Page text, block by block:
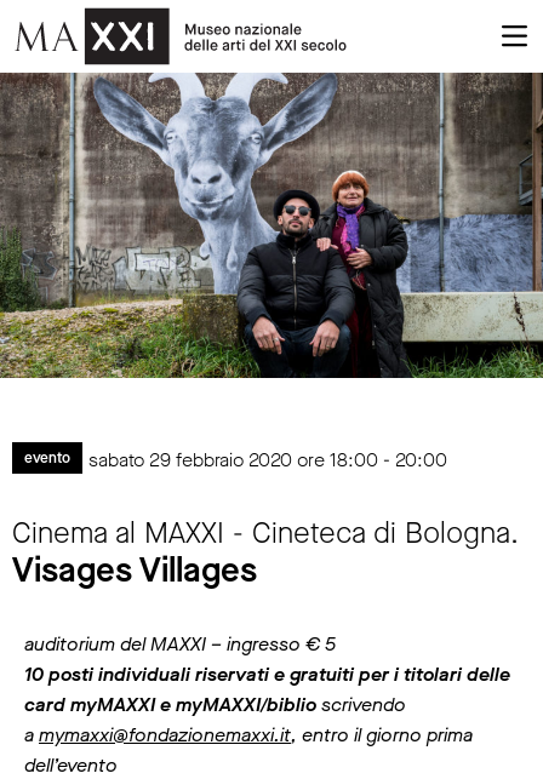
evento sabato 29 febbraio 2020 ore 18:00 - 20:00
Cinema al MAXXI - Cineteca di Bologna.
Visages Villages
auditorium del MAXXI – ingresso € 5
10 posti individuali riservati e gratuiti per i titolari delle
card myMAXXI e myMAXXI/biblioscrivendo
amymaxxi@fondazionemaxxi.it, entro il giorno prima
dell’evento